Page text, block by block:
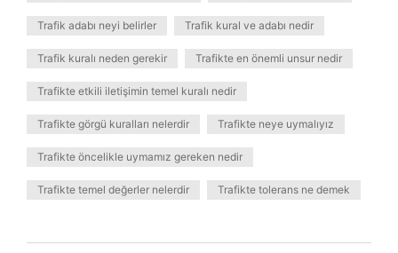
Trafik adabı neyi belirler Trafik kural ve adabı nedir
Trafik kuralı neden gerekir Trafikte en önemli unsur nedir
Trafikte etkili iletişimin temel kuralı nedir
Trafikte görgü kuralları nelerdir Trafikte neye uymalıyız
Trafikte öncelikle uymamız gereken nedir
Trafikte temel değerler nelerdir Trafikte tolerans ne demek